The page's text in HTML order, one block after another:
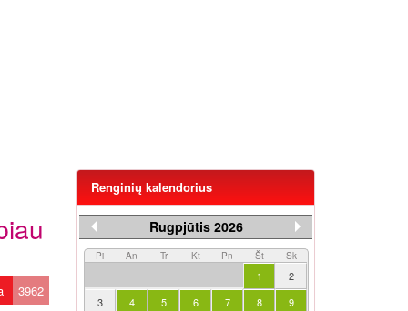
3962
Renginių kalendorius
Rugpjūtis 2026
Pi An Tr Kt Pn Št Sk
1
2
3
4 5 6 7 8
9